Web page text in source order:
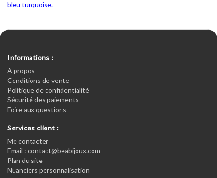
bleu turquoise.
Informations :
A propos
Conditions de vente
Politique de confidentialité
Sécurité des paiements
Foire aux questions
Services client :
Me contacter
Email : contact@beabijoux.com
Plan du site
Nuanciers personnalisation